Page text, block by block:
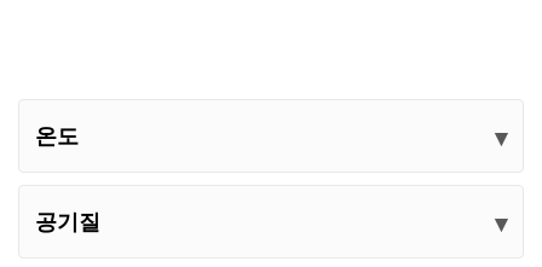
온도
공기질